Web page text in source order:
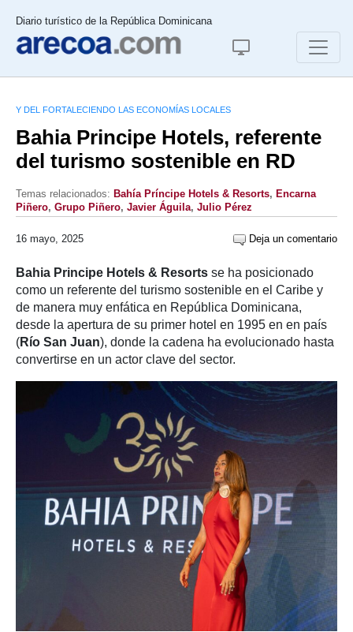
Diario turístico de la República Dominicana
Y DEL FORTALECIENDO LAS ECONOMÍAS LOCALES
Bahia Principe Hotels, referente
del turismo sostenible en RD
Temas relacionados: Bahía Príncipe Hotels & Resorts, Encarna
Piñero, Grupo Piñero, Javier Águila, Julio Pérez
16 mayo, 2025 Deja un comentario
Bahia Principe Hotels & Resorts se ha posicionado
como un referente del turismo sostenible en el Caribe y
de manera muy enfática en República Dominicana,
desde la apertura de su primer hotel en 1995 en en país
(Río San Juan), donde la cadena ha evolucionado hasta
convertirse en un actor clave del sector.